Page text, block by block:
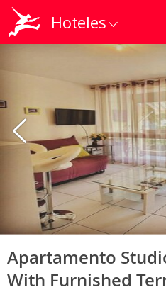
Hoteles
Apartamento
With Furnished